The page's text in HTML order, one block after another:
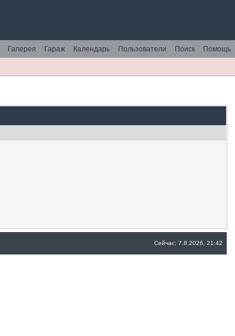
Помощь
Поиск
Пользователи
Календарь
Гараж
Галерея
Сейчас: 7.8.2026, 21:42